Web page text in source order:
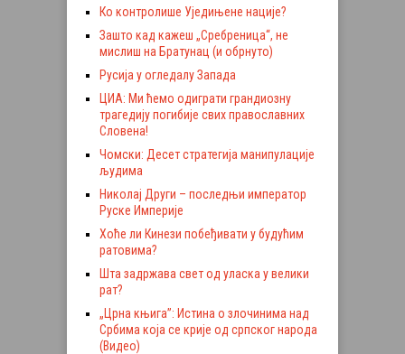
Ко контролише Уједињене нације?
Зашто кад кажеш „Сребреница“, не
мислиш на Братунац (и обрнуто)
Русија у огледалу Запада
ЦИА: Ми ћемо одиграти грандиозну
трагедију погибије свих православних
Словена!
Чомски: Десет стратегија манипулације
људима
Николај Други – последњи император
Руске Империје
Хоће ли Кинези побеђивати у будућим
ратовима?
Шта задржава свет од уласка у велики
рат?
„Црна књига”: Истина о злочинима над
Србима која се крије од српског народа
(Видео)